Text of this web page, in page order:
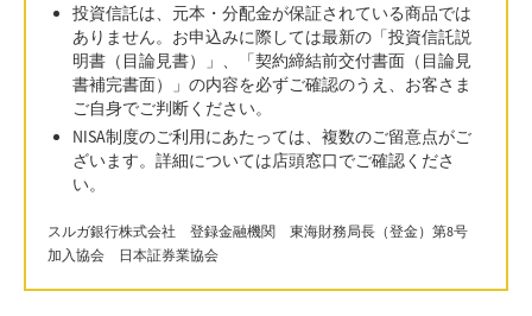
投資信託は、元本・分配金が保証されている商品では
ありません。お申込みに際しては最新の「投資信託説
明書（目論見書）」、「契約締結前交付書面（目論見
書補完書面）」の内容を必ずご確認のうえ、お客さま
ご自身でご判断ください。
NISA制度のご利用にあたっては、複数のご留意点がご
ざいます。詳細については店頭窓口でご確認くださ
い。
スルガ銀行株式会社 登録金融機関 東海財務局長（登金）第8号
加入協会 日本証券業協会